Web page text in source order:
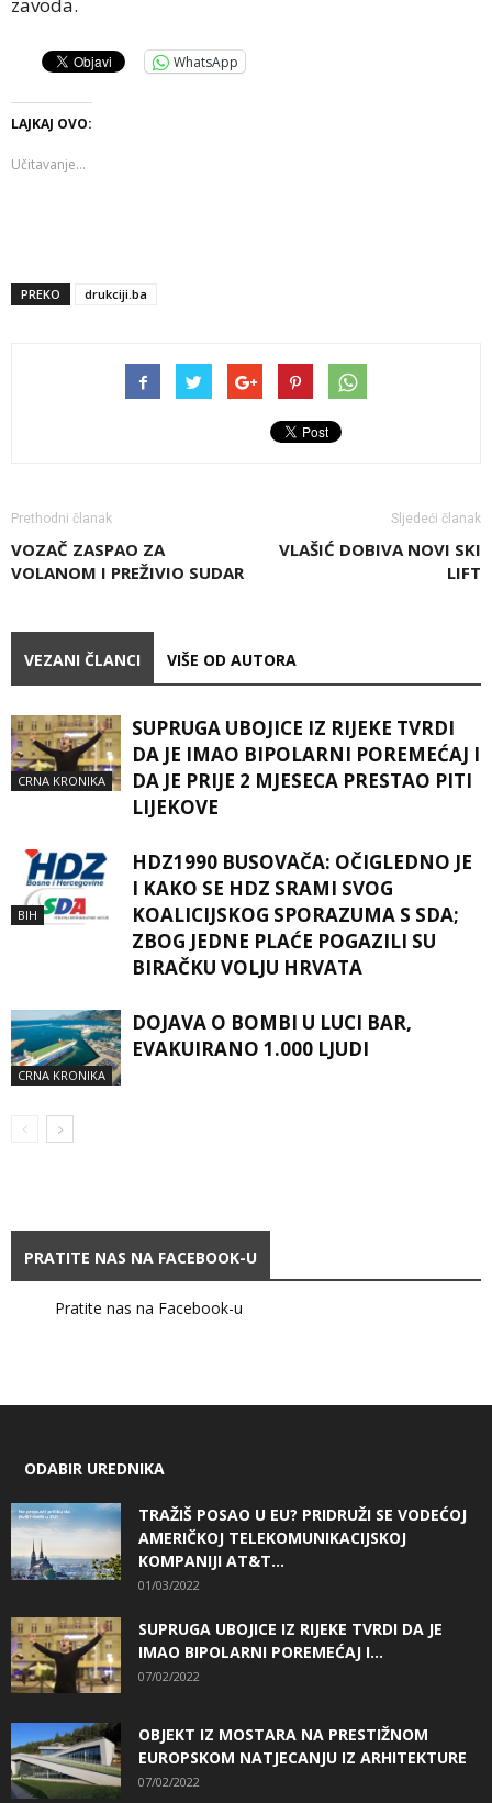
WhatsApp
LAJKAJ OVO:
Učitavanje...
PREKO drukciji.ba
Prethodni članak
VOZAČ ZASPAO ZA
VOLANOM I PREŽIVIO SUDAR
Sljedeći članak
VLAŠIĆ DOBIVA NOVI SKI
LIFT
VEZANI ČLANCI VIŠE OD AUTORA
CRNA KRONIKA
SUPRUGA UBOJICE IZ RIJEKE TVRDI
DA JE IMAO BIPOLARNI POREMEĆAJ I
DA JE PRIJE 2 MJESECA PRESTAO PITI
LIJEKOVE
BIH
HDZ1990 BUSOVAČA: OČIGLEDNO JE
I KAKO SE HDZ SRAMI SVOG
KOALICIJSKOG SPORAZUMA S SDA;
ZBOG JEDNE PLAĆE POGAZILI SU
BIRAČKU VOLJU HRVATA
CRNA KRONIKA
DOJAVA O BOMBI U LUCI BAR,
EVAKUIRANO 1.000 LJUDI
PRATITE NAS NA FACEBOOK-U
Pratite nas na Facebook-u
ODABIR UREDNIKA
TRAŽIŠ POSAO U EU? PRIDRUŽI SE VODEĆOJ
AMERIČKOJ TELEKOMUNIKACIJSKOJ
KOMPANIJI AT&T...
01/03/2022
SUPRUGA UBOJICE IZ RIJEKE TVRDI DA JE
IMAO BIPOLARNI POREMEĆAJ I...
07/02/2022
OBJEKT IZ MOSTARA NA PRESTIŽNOM
EUROPSKOM NATJECANJU IZ ARHITEKTURE
07/02/2022